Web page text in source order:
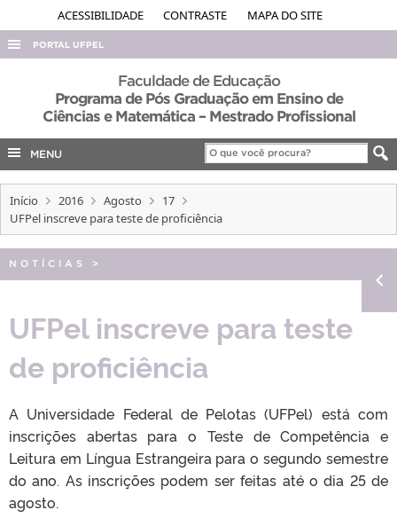
ACESSIBILIDADE CONTRASTE MAPA DO SITE
PORTAL UFPEL
ACESSO À INFORMAÇÃO
AUDITORIA
EDITAIS
INTERNACIONAL
Faculdade de Educação
Programa de Pós Graduação em Ensino de
Ciências e Matemática – Mestrado Profissional
MENU
Início 2016 Agosto
17
UFPel inscreve para teste de proficiência
NOTÍCIAS >
UFPel inscreve para teste
de proficiência
A Universidade Federal de Pelotas (UFPel) está com
inscrições abertas para o Teste de Competência e
Leitura em Língua Estrangeira para o segundo semestre
do ano. As inscrições podem ser feitas até o dia 25 de
agosto.